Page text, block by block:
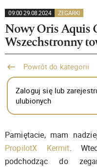
09:00 29.08.2024 ZEGARKI
Nowy Oris Aquis
Wszechstronny
Powrót do kategorii
Zaloguj się lub
ulubionych
Pamiętacie, mam
PropilotX Kermit.
podchodząc do